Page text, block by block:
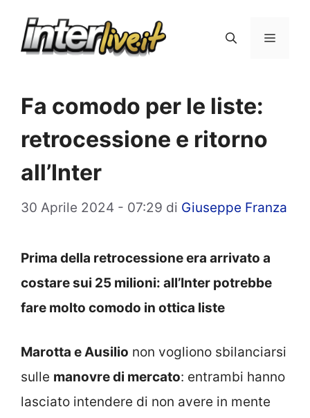
Menu
Fa comodo per le liste:
retrocessione e ritorno
all’Inter
30 Aprile 2024 - 07:29 di Giuseppe Franza
Prima della retrocessione era arrivato a
costare sui 25 milioni: all’Inter potrebbe
fare molto comodo in ottica liste
Marotta e Ausilio non vogliono sbilanciarsi
sulle manovre di mercato: entrambi hanno
lasciato intendere di non avere in mente